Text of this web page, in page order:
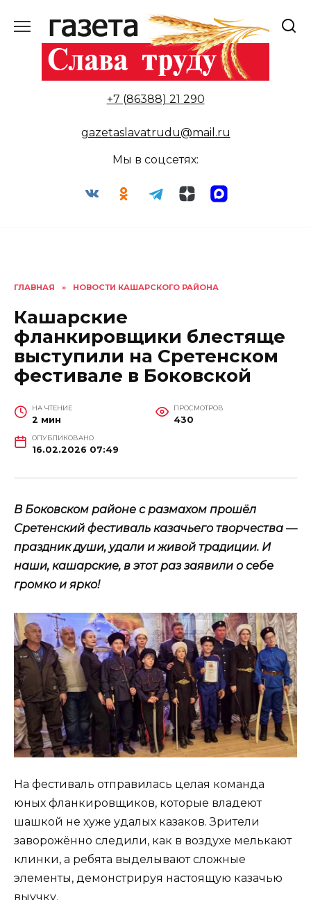
содержанию
+7 (86388) 21 290
gazetaslavatrudu@mail.ru
Мы в соцсетях:
ГЛАВНАЯ » НОВОСТИ КАШАРСКОГО РАЙОНА
Кашарские
фланкировщики блестяще
выступили на Сретенском
фестивале в Боковской
НА ЧТЕНИЕ
2 мин
ПРОСМОТРОВ
430
ОПУБЛИКОВАНО
16.02.2026 07:49
В Боковском районе с размахом прошёл
Сретенский фестиваль казачьего творчества —
праздник души, удали и живой традиции. И
наши, кашарские, в этот раз заявили о себе
громко и ярко!
На фестиваль отправилась целая команда
юных фланкировщиков, которые владеют
шашкой не хуже удалых казаков. Зрители
заворожённо следили, как в воздухе мелькают
клинки, а ребята выделывают сложные
элементы, демонстрируя настоящую казачью
выучку.